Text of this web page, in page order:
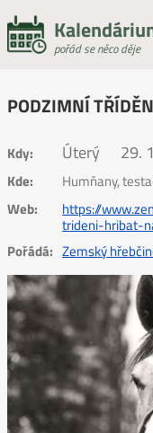
pořád se něco děje
PODZIMNÍ
Kdy: Úterý 29.
Kde: Humňany,
Web:
https://
trideni-hribat-
Pořádá: Zemský